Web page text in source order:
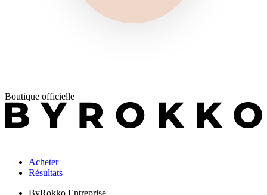
Boutique officielle
Acheter
Résultats